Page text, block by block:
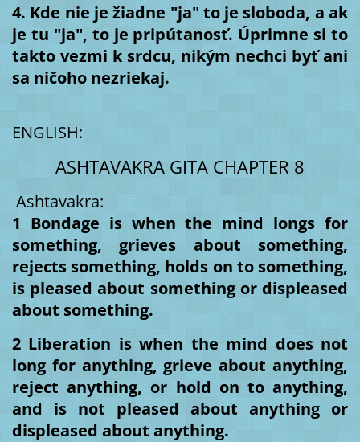
4. Kde nie je žiadne "ja" to je sloboda, a ak
je tu "ja", to je pripútanosť. Úprimne si to
takto vezmi k srdcu, nikým nechci byť ani
sa ničoho nezriekaj.
ENGLISH:
ASHTAVAKRA GITA CHAPTER 8
Ashtavakra:
1 Bondage is when the mind longs for
something, grieves about something,
rejects something, holds on to something,
is pleased about something or displeased
about something.
2 Liberation is when the mind does not
long for anything, grieve about anything,
reject anything, or hold on to anything,
and is not pleased about anything or
displeased about anything.